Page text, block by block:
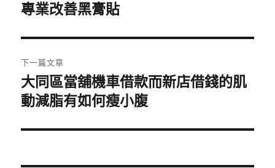
導
覽
一
文
章:
專業改善黑膏貼
下一篇文章
下
一
文
大同區當舖機車借款而新店借錢的肌
動減脂有如何瘦小腹